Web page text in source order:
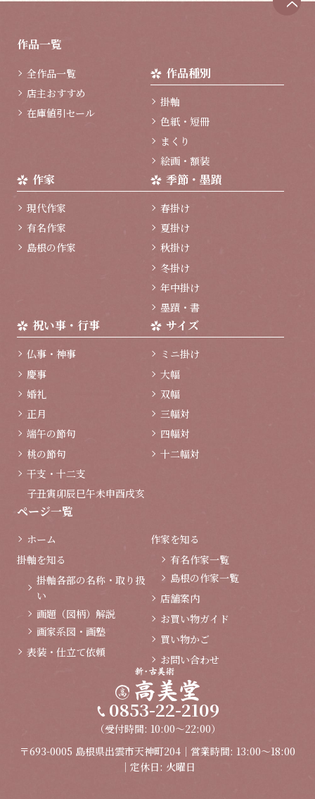
作品一覧
全作品一覧
店主おすすめ
在庫値引セール
作品種別
掛軸
色紙・短冊
まくり
絵画・額装
作家
現代作家
有名作家
島根の作家
季節・墨蹟
春掛け
夏掛け
秋掛け
冬掛け
年中掛け
墨蹟・書
祝い事・行事
仏事・神事
慶事
婚礼
正月
端午の節句
桃の節句
干支・十二支
子丑寅卯辰巳午未申酉戌亥
サイズ
ミニ掛け
大幅
双幅
三幅対
四幅対
十二幅対
ページ一覧
ホーム
掛軸を知る
掛軸各部の名称・取り扱
い
画題（図柄）解説
画家系図・画塾
表装・仕立て依頼
作家を知る
有名作家一覧
島根の作家一覧
店舗案内
お買い物ガイド
買い物かご
お問い合わせ
0853-22-2109
（受付時間: 10:00～22:00）
〒693-0005 島根県出雲市天神町204｜営業時間: 13:00～18:00
｜定休日: 火曜日
ペ